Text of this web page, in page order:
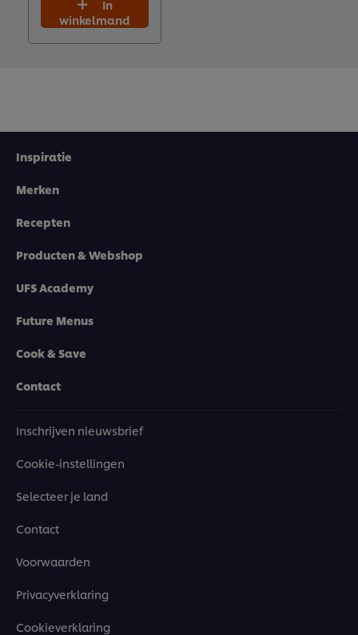
winkelmand
Inspiratie
Merken
Recepten
Producten & Webshop
UFS Academy
Future Menus
Cook & Save
Contact
Inschrijven nieuwsbrief
Cookie-instellingen
Selecteer je land
Contact
Voorwaarden
Privacyverklaring
Cookieverklaring